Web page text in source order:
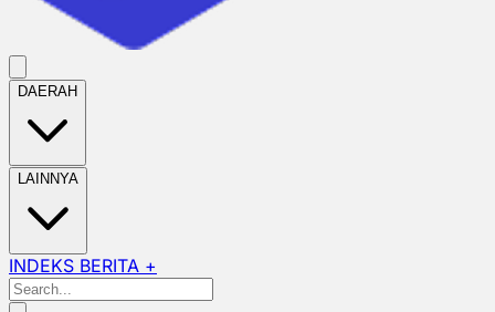
DAERAH
LAINNYA
INDEKS BERITA +